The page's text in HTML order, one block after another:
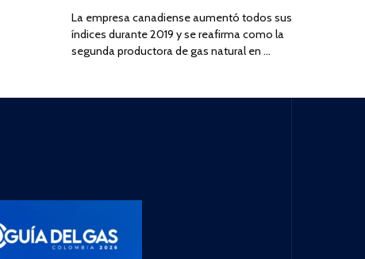
La empresa canadiense aumentó todos sus
índices durante 2019 y se reafirma como la
segunda productora de gas natural en …